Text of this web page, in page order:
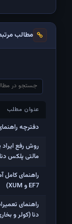
مطالب
عنوان مطلب
عنوان مطلب
دفترچه
روش رفع
مالتی پلکس
راهنمای کامل
EF7 و XUM)
راهنمای
دنا (کولر و